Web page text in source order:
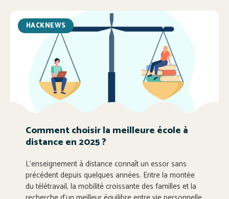
HACKNEWS
Comment choisir la meilleure école à
distance en 2025 ?
L’enseignement à distance connaît un essor sans
précédent depuis quelques années. Entre la montée
du télétravail, la mobilité croissante des familles et la